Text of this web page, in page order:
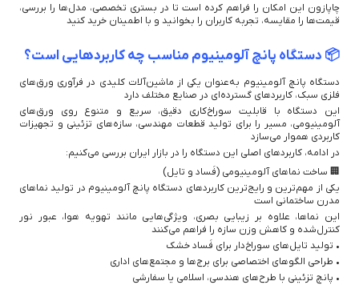
چاپازون این امکان را فراهم کرده است تا در بستری تخصصی، مدل‌ها را بررسی،
قیمت‌ها را مقایسه، تجربه کاربران را بخوانید و با اطمینان خرید کنید
📦 دستگاه پانچ آلومینیوم مناسب چه کاربردهایی است؟
دستگاه پانچ آلومینیوم به‌عنوان یکی از ماشین‌آلات کلیدی در فرآوری ورق‌های
فلزی سبک، کاربردهای گسترده‌ای در صنایع مختلف دارد
این دستگاه با قابلیت سوراخ‌کاری دقیق، سریع و متنوع روی ورق‌های
آلومینیومی، مسیر را برای تولید قطعات مهندسی، سازه‌های تزئینی و تجهیزات
کاربردی هموار می‌سازد
در ادامه، کاربردهای اصلی این دستگاه را در بازار ایران بررسی می‌کنیم:
🏢 ساخت نماهای آلومینیومی (فَسا‌د و تایل)
یکی از مهم‌ترین و رایج‌ترین کاربردهای دستگاه پانچ آلومینیوم در تولید نماهای
مدرن ساختمانی است
این نماها، علاوه بر زیبایی بصری، ویژگی‌هایی مانند تهویه هوا، عبور نور
کنترل‌شده و کاهش وزن سازه را فراهم می‌کنند
• تولید تایل‌های سوراخ‌دار برای فَسا‌د خشک
• طراحی الگوهای اختصاصی برای برج‌ها و مجتمع‌های اداری
• پانچ تزئینی با طرح‌های هندسی، اسلامی یا سفارشی